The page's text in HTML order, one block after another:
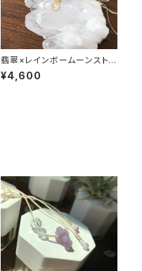
翡翠×レインボームーンスト
ーン＊マクラメリング
¥4,600